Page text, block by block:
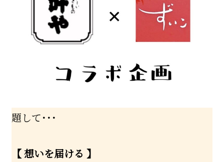
題して･･･
【 想いを届ける 】